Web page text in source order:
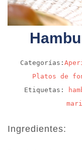
Categorías:
Platos de
Etiquetas:
Ingredientes: